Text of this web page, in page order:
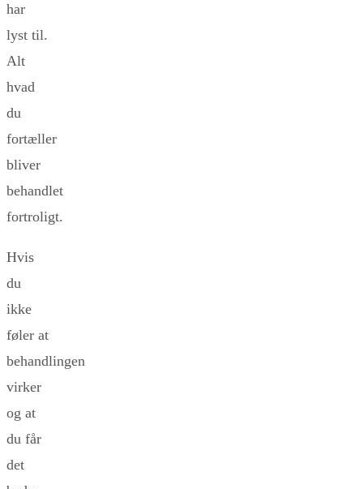
har
lyst til.
Alt
hvad
du
fortæller
bliver
behandlet
fortroligt.
Hvis
du
ikke
føler at
behandlingen
virker
og at
du får
det